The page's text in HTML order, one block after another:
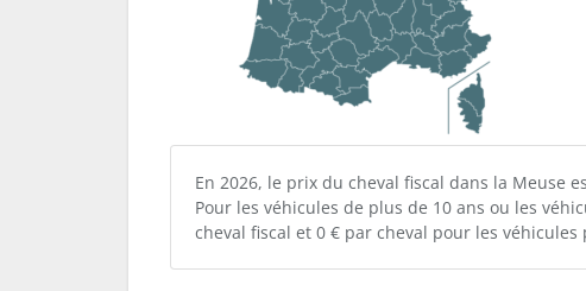
En 2026, le prix du cheval fiscal dans la Meuse
Pour les véhicules de plus de 10 ans ou les
cheval fiscal et 0 € par cheval pour les